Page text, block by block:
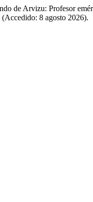
de Arvizu: Profesor
8 agosto 2026).